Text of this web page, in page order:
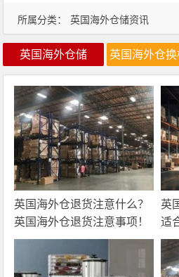
所属分类： 英国海外仓储资讯
英国海外仓储
英国海外仓退货注意什么？
英国海外仓退货注意事项！
英
适